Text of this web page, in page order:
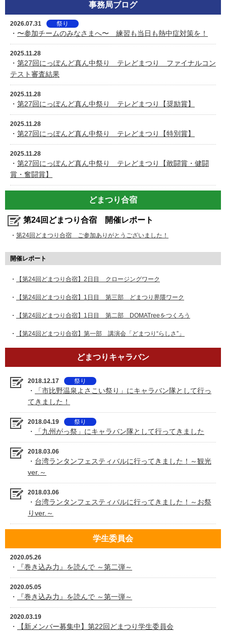
事務局ブログ
2026.07.31 祭り
・ 〜参加チームのみなさまへ〜 練習も当日も熱中症対策を！
2025.11.28
・ 第27回にっぽんど真ん中祭り テレどまつり ファイナルコン
テスト審査結果
2025.11.28
・ 第27回にっぽんど真ん中祭り テレどまつり【奨励賞】
2025.11.28
・ 第27回にっぽんど真ん中祭り テレどまつり【特別賞】
2025.11.28
・ 第27回にっぽんど真ん中祭り テレどまつり【敢闘賞・健闘
賞・奮闘賞】
どまつり合宿
第24回どまつり合宿 開催レポート
・ 第24回どまつり合宿 ご参加ありがとうございました！
開催レポート
・ 【第24回どまつり合宿】2日目 クロージングワーク
・ 【第24回どまつり合宿】1日目 第三部 どまつり界隈ワーク
・ 【第24回どまつり合宿】1日目 第二部 DOMATreeをつくろう
・ 【第24回どまつり合宿】第一部 講演会「どまつり“らしさ”」
どまつりキャラバン
2018.12.17 祭り
・
「市比野温泉よさこい祭り」にキャラバン隊として行っ
てきました！
2018.04.19 祭り
・ 「九州がっ祭」にキャラバン隊として行ってきました
2018.03.06
・ 台湾ランタンフェスティバルに行ってきました！～観光
ver.～
2018.03.06
・ 台湾ランタンフェスティバルに行ってきました！～お祭
りver.～
学生委員会
2020.05.26
・ 『巻き込み力』を読んで ～第二弾～
2020.05.05
・ 『巻き込み力』を読んで ～第一弾～
2020.03.19
・ 【新メンバー募集中】第22回どまつり学生委員会